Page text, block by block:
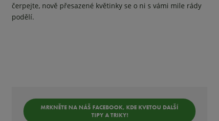
čerpejte, nově přesazené květinky se o ni s vámi mile rády
podělí.
MRKNĚTE NA NÁŠ FACEBOOK, KDE KVETOU DALŠÍ
TIPY A TRIKY!